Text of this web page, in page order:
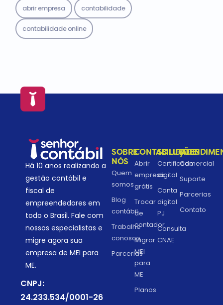
abrir empresa contabilidade
contabilidade online
Há 10 anos realizando a
gestão contábil e
fiscal de
empreendedores em
todo o Brasil. Fale com
nossos especialistas e
migre agora sua
empresa de MEI para
ME.
CNPJ:
24.233.534/0001-26
SOBRE
NÓS
Quem
somos
Blog
contábil
Trabalhe
conosco
Parcerias
CONTABILIDADE
Abrir
empresa
grátis
Trocar
de
contador
Migrar
MEI
para
ME
Planos
SOLUÇÕES
Certificado
digital
Conta
digital
PJ
Consulta
CNAE
Comercial
Suporte
Parcerias
Contato